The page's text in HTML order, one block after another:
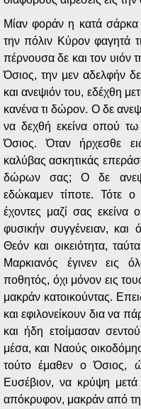
Μίαν φοράν η κατά
την πόλιν Κύρον φαγητά
πέρνουσα δε και τον υιόν
Όσιος, την μεν αδελφήν
και ανεψιόν του, εδέχθη
κανένα τι δώρον. Ο δε
να δεχθή εκείνα οπού
Όσιος. Όταν ήρχεσθε
καλύβας ασκητικάς
δώρων σας; Ο δε
εδώκαμεν τίποτε. Τότε
έχοντες μαζί σας εκείνα
φυσικήν συγγένειαν,
Θεόν και οικειότητα,
Μαρκιανός έγινεν εις
ποθητός, όχι μόνον εις
μακράν κατοικούντας.
και εφιλονείκουν δια να
και ήδη ετοίμασαν
μέσα, και Ναούς
τούτο έμαθεν ο Όσιος,
Ευσέβιον, να κρύψη
απόκρυφον, μακράν από